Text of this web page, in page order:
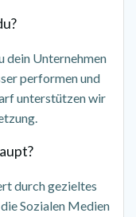
dein Unternehmen
performen und
unterstützen wir
durch gezieltes
Sozialen Medien